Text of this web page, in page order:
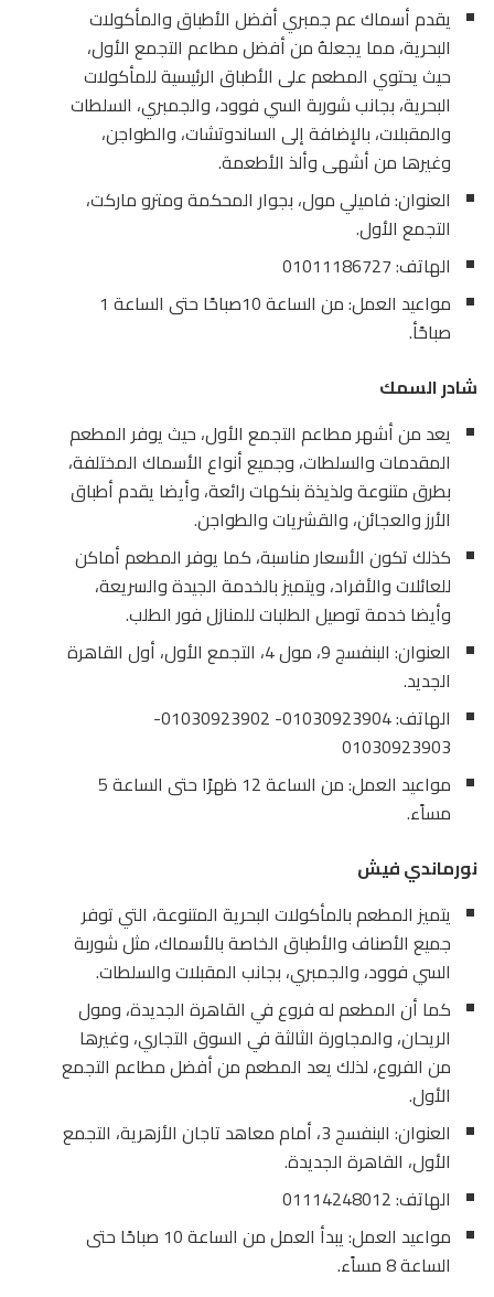
يقدم أسماك عم جمبري أفضل الأطباق والمأكولات
البحرية، مما يجعلهُ من أفضل مطاعم التجمع الأول،
حيث يحتوي المطعم على الأطباق الرئيسية للمأكولات
البحرية، بجانب شوربة السي فوود، والجمبري، السلطات
والمقبلات، بالإضافة إلى الساندوتشات، والطواجن،
وغيرها من أشهى وألذ الأطعمة.
العنوان: فاميلي مول، بجوار المحكمة ومترو ماركت،
التجمع الأول.
الهاتف: 01011186727
مواعيد العمل: من الساعة 10صباحًا حتى الساعة 1
صباحًأ.
شادر السمك
يعد من أشهر مطاعم التجمع الأول، حيث يوفر المطعم
المقدمات والسلطات، وجميع أنواع الأسماك المختلفة،
بطرق متنوعة ولذيذة بنكهات رائعة، وأيضا يقدم أطباق
الأرز والعجائن، والقشريات والطواجن.
كذلك تكون الأسعار مناسبة، كما يوفر المطعم أماكن
للعائلات والأفراد، ويتميز بالخدمة الجيدة والسريعة،
وأيضا خدمة توصيل الطلبات للمنازل فور الطلب.
العنوان: البنفسج 9، مول 4، التجمع الأول، أول القاهرة
الجديد.
الهاتف: 01030923904- 01030923902-
01030923903
مواعيد العمل: من الساعة 12 ظهرًا حتى الساعة 5
مساًء.
نورماندي فيش
يتميز المطعم بالمأكولات البحرية المتنوعة، التي توفر
جميع الأصناف والأطباق الخاصة بالأسماك، مثل شوربة
السي فوود، والجمبري، بجانب المقبلات والسلطات.
كما أن المطعم له فروع في القاهرة الجديدة، ومول
الريحان، والمجاورة الثالثة في السوق التجاري، وغيرها
من الفروع، لذلك يعد المطعم من أفضل مطاعم التجمع
الأول.
العنوان: البنفسج 3، أمام معاهد تاجان الأزهرية، التجمع
الأول، القاهرة الجديدة.
الهاتف: 01114248012
مواعيد العمل: يبدأ العمل من الساعة 10 صباحًا حتى
الساعة 8 مساًء.